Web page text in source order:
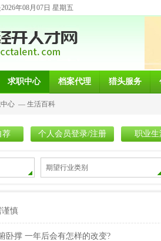
年08月07日 星期五
求职中心 档案代理 猎头服务
心 — 生活百科
荐 个人会员登录/注册 职业生
期望行业类别
谨慎
卧撑 一年后会有怎样的改变?